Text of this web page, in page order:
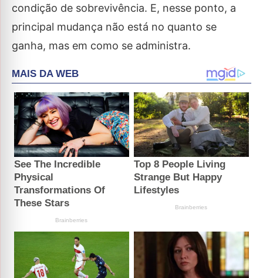
condição de sobrevivência. E, nesse ponto, a
principal mudança não está no quanto se
ganha, mas em como se administra.